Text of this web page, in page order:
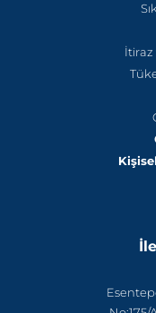
İtiraz